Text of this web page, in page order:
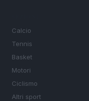
Calcio
Tennis
Basket
Motori
Ciclismo
Altri sport